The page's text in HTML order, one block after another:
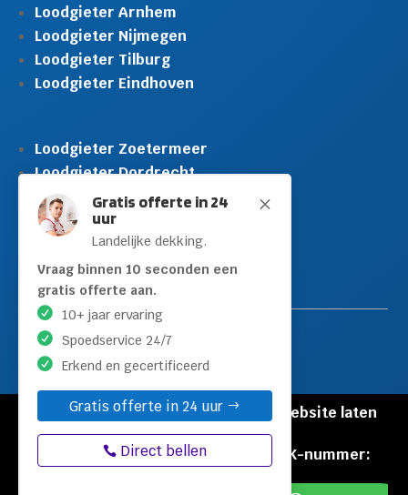
M
Gratis offerte in 24
uur
Landelijke dekking.
Vraag binnen 10 seconden een
gratis offerte aan.
10+ jaar ervaring
Spoedservice 24/7
Erkend en gecertificeerd
Gratis offerte in 24 uur
Direct bellen
Loodgieter Arnhem
Loodgieter Nijmegen
Loodgieter Tilburg
Loodgieter Eindhoven
Loodgieter Zoetermeer
Loodgieter Dordrecht
Loodgieter Rijswijk
Loodgieter Schiedam
Loodgieter Leidschendam
Loodgieter Hilversum
© Copyright Loodgieters Kwartier |
Website laten
maken door Flexamedia
Privacyverklaring|Disclaimer
KVK-nummer: